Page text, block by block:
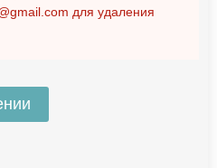
для удаления